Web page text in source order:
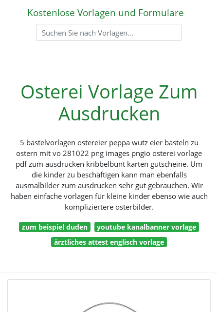
Kostenlose Vorlagen und Formulare
Osterei Vorlage Zum
Ausdrucken
5 bastelvorlagen ostereier peppa wutz eier basteln zu
ostern mit vo 281022 png images pngio osterei vorlage
pdf zum ausdrucken kribbelbunt karten gutscheine. Um
die kinder zu beschäftigen kann man ebenfalls
ausmalbilder zum ausdrucken sehr gut gebrauchen. Wir
haben einfache vorlagen für kleine kinder ebenso wie auch
kompliziertere osterbilder.
zum beispiel duden
youtube kanalbanner vorlage
ärztliches attest englisch vorlage